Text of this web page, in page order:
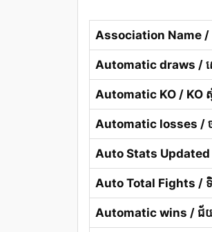
Association Name /
Automatic draws / ស្ម
Automatic KO / KO ស្
Automatic losses / ច
Auto Stats Updated
Auto Total Fights /
Automatic wins / ជ័យជ